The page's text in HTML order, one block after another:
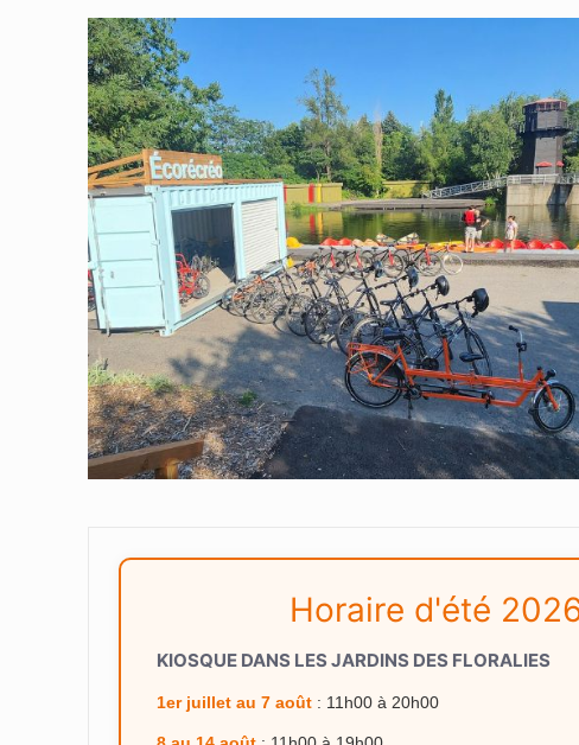
Horaire d'été
KIOSQUE DANS LES JARDINS DES FLORALIES
1er juillet au 7 août : 11h00 à 20h00